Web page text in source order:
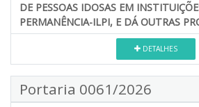
DE PESSOAS IDOSAS EM
PERMANÊNCIA-ILPI, E DÁ OUTRAS
DETALHES
Portaria 0061/2026